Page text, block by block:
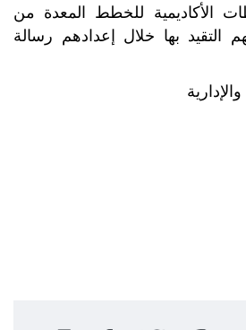
الأكاديمية للخطط المعدة من
بها خلال إعدادهم رسالة